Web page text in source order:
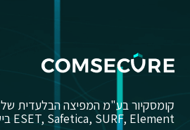
קומסקיור בע"מ המפיצה הבלעדית של
ESET, Safetica, SURF, Element בישראל